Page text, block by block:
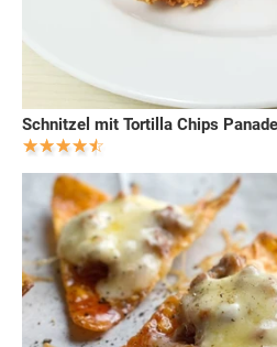
Schnitzel mit Tortilla Chips Panade